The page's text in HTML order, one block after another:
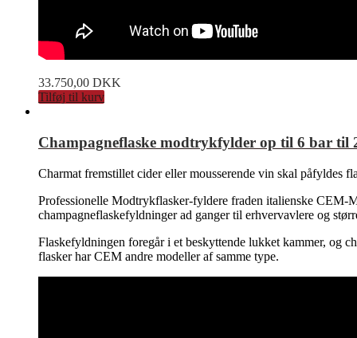
33.750,00 DKK
Tilføj til kurv
Champagneflaske modtrykfylder op til 6 bar til
Charmat fremstillet cider eller mousserende vin skal påfyldes
Professionelle Modtrykflasker-fyldere fraden italienske
champagneflaskefyldninger ad ganger til erhvervavlere og
Flaskefyldningen foregår i et beskyttende lukket kammer, og
flasker har CEM andre modeller af samme type.